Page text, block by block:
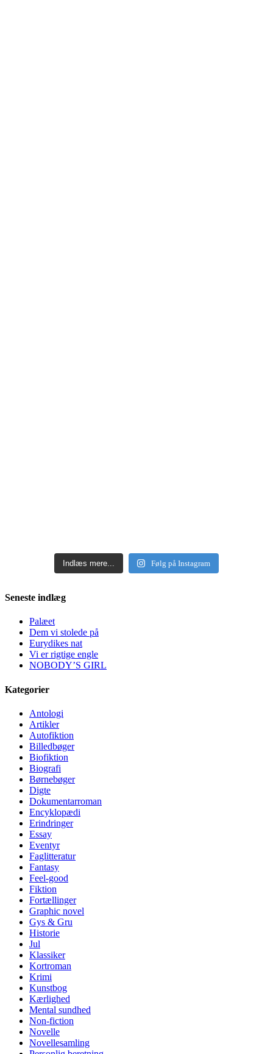
Indlæs mere... Følg på Instagram
Seneste indlæg
Palæet
Dem vi stolede på
Eurydikes nat
Vi er rigtige engle
NOBODY’S GIRL
Kategorier
Antologi
Artikler
Autofiktion
Billedbøger
Biofiktion
Biografi
Børnebøger
Digte
Dokumentarroman
Encyklopædi
Erindringer
Essay
Eventyr
Faglitteratur
Fantasy
Feel-good
Fiktion
Fortællinger
Graphic novel
Gys & Gru
Historie
Jul
Klassiker
Kortroman
Krimi
Kunstbog
Kærlighed
Mental sundhed
Non-fiction
Novelle
Novellesamling